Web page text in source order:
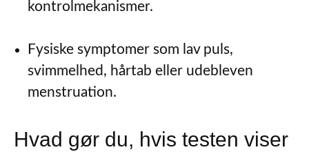
kontrolmekanismer.
Fysiske symptomer som lav puls,
svimmelhed, hårtab eller udebleven
menstruation.
Hvad gør du, hvis testen viser